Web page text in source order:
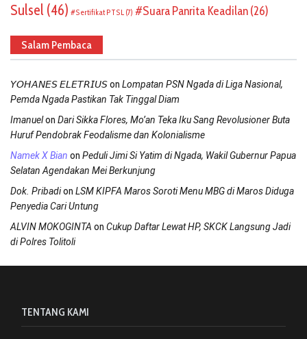
Sulsel (46) Sertifikat PTSL (7) Suara Panrita Keadilan(26)
Salam Pembaca
𝘠𝘖𝘏𝘈𝘕𝘌𝘚 𝘌𝘓𝘌𝘛𝘙𝘐𝘜𝘚on Lompatan PSN Ngada di Liga Nasional,
Pemda Ngada Pastikan Tak Tinggal Diam
Imanuelon Dari Sikka Flores, Mo’an Teka Iku Sang Revolusioner Buta
Huruf Pendobrak Feodalisme dan Kolonialisme
Namek X Bian on Peduli Jimi Si Yatim di Ngada, Wakil Gubernur Papua
Selatan Agendakan Mei Berkunjung
Dok. Pribadion LSM KIPFA Maros Soroti Menu MBG di Maros Diduga
Penyedia Cari Untung
ALVIN MOKOGINTA on Cukup Daftar Lewat HP, SKCK Langsung Jadi
di Polres Tolitoli
TENTANG KAMI